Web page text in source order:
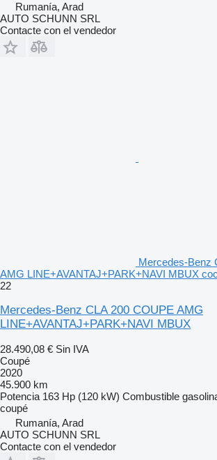
Rumanía, Arad
AUTO SCHUNN SRL
Contacte con el vendedor
Mercedes-Benz
AMG LINE+AVANTAJ+PARK+NAVI MBUX
22
Mercedes-Benz CLA 200 COUPE AMG
LINE+AVANTAJ+PARK+NAVI MBUX
28.490,08 € Sin IVA
Coupé
2020
45.900 km
Potencia 163 Hp (120 kW) Combustible
coupé
Rumanía, Arad
AUTO SCHUNN SRL
Contacte con el vendedor